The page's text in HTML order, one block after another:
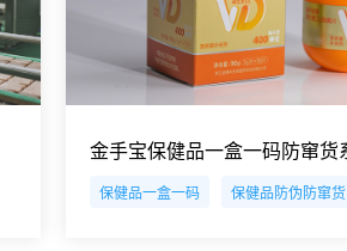
保健品一盒一码 保健品防伪防窜货